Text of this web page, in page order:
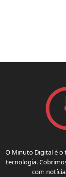
O Minuto Digital é o
tecnologia.
com